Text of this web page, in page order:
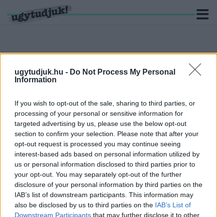
ugytudjuk.hu - Do Not Process My Personal
Information
If you wish to opt-out of the sale, sharing to third parties, or
processing of your personal or sensitive information for
targeted advertising by us, please use the below opt-out
section to confirm your selection. Please note that after your
opt-out request is processed you may continue seeing
interest-based ads based on personal information utilized by
us or personal information disclosed to third parties prior to
your opt-out. You may separately opt-out of the further
disclosure of your personal information by third parties on the
IAB’s list of downstream participants. This information may
also be disclosed by us to third parties on the IAB’s List of
Downstream Participants that may further disclose it to other
KERESÉS
A NYÁR KÖZEPÉIG FORGALOMKORLÁTOZÁSOK
VÁRHATÓAK A SÁRVÁRI FEKETE-HÍD UTCÁBAN
2022. február. 04. 10:01
300 millióért fejlesztik a csapadékvíz-elvezető rendszert, ezért
lesznek korlátozások a város egyik forgalmas csomópontjában.
HAMAROSAN MEGKEZDIK A CSAPADÉKVÍZ-
ÁTEMELŐ ÉPÍTÉSÉT A SÁRVÁRI BELVÁROSBAN
2021. november. 17. 10:04
300 millió forintból oldódik meg a Gárdonyi Géza utca